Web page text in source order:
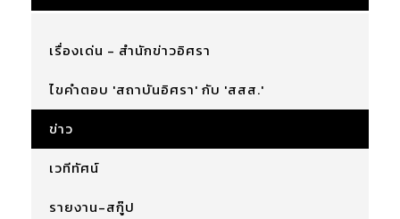
เรื่องเด่น - สำนักข่าวอิศรา
ไขคำตอบ 'สถาบันอิศรา' กับ 'สสส.'
ข่าว
เวทีทัศน์
รายงาน-สกู๊ป